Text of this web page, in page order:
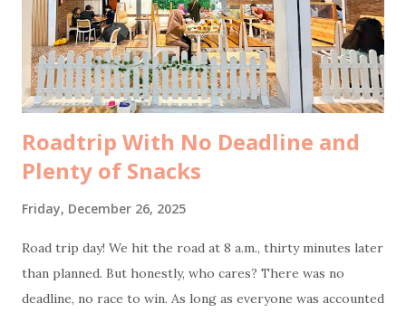
rukun...” Beliau menangis, suamiku menangis, aku menahan
tangis… sambil mengusap kening beliau dan bilang, “Mama
pasti sembuh.. banyak sekali yang mendoakan mama.. yang
penting mama semangat ya”. ...
Roadtrip With No Deadline and
Plenty of Snacks
Friday, December 26, 2025
Road trip day! We hit the road at 8 a.m., thirty minutes later
than planned. But honestly, who cares? There was no
deadline, no race to win. As long as everyone was accounted